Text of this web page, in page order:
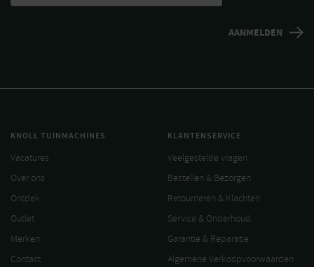
KNOLL TUINMACHINES
Vacatures
Over ons
Ontdek
Outlet
Merken
Contact
KLANTENSERVICE
Veelgestelde vragen
Bestellen & Bezorgen
Retourneren & Klachten
Service & Onderhoud
Garantie & Reparatie
Algemene Verkoopvoorwaarden